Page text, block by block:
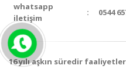
whatsapp
iletişim
: 0544
16 yılı aşkın süredir